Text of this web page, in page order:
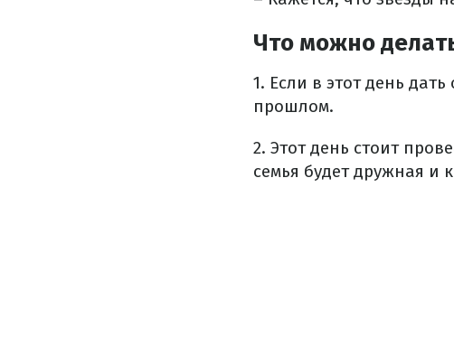
Что можно
1. Если в этот день
прошлом.
2. Этот день стоит
семья будет дружная и